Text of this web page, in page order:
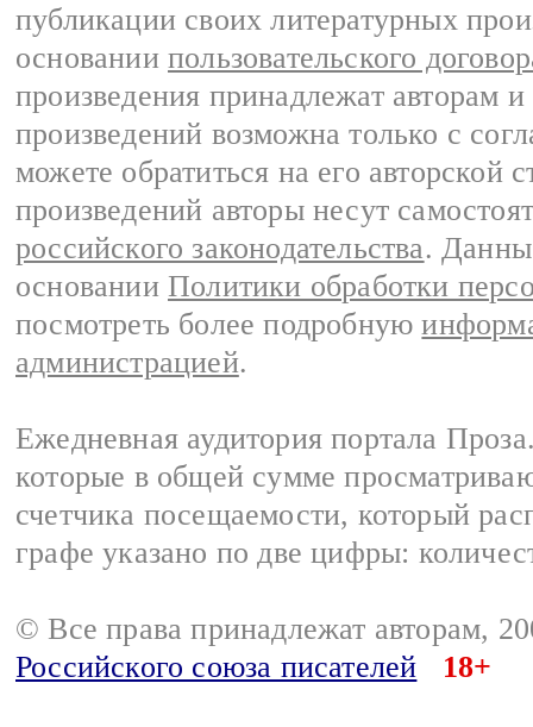
публикации своих литературных
основании пользовательского
произведения принадлежат авторам
произведений возможна только с
можете обратиться на его авторской
произведений авторы несут
российского законодательства.
основании Политики обработки
посмотреть более подробную
администрацией.
Ежедневная аудитория портала
которые в общей сумме
счетчика посещаемости, который
графе указано по две цифры:
© Все права принадлежат авторам,
Российского союза писателей
18+